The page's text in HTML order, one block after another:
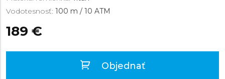
Vodotesnosť: 100 m / 10 ATM
189 €
Objednať